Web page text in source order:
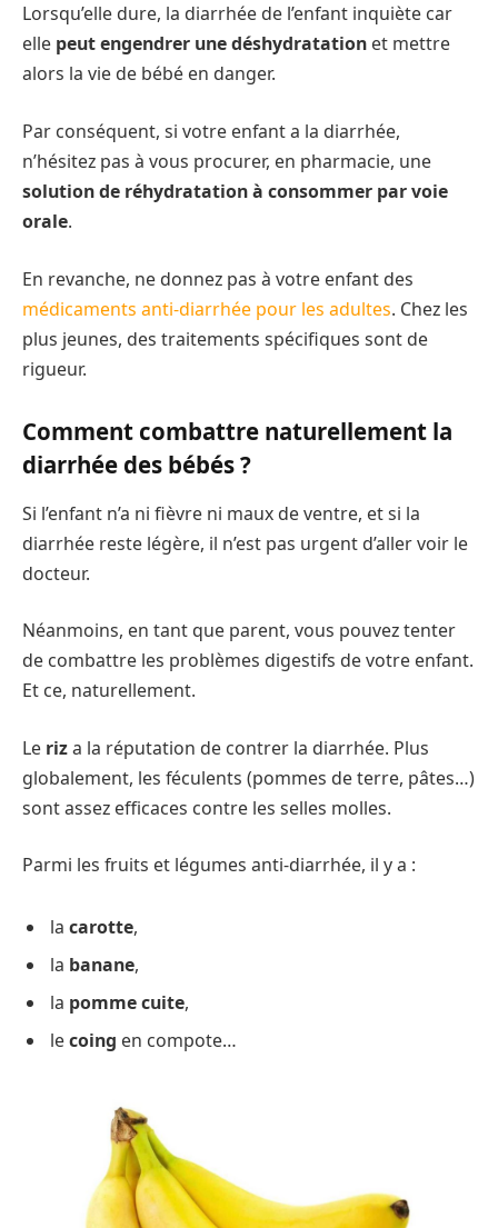
Lorsqu’elle dure, la diarrhée de l’enfant inquiète car
elle peut engendrer une déshydratation et mettre
alors la vie de bébé en danger.
Par conséquent, si votre enfant a la diarrhée,
n’hésitez pas à vous procurer, en pharmacie, une
solution de réhydratation à consommer par voie
orale.
En revanche, ne donnez pas à votre enfant des
médicaments anti-diarrhée pour les adultes. Chez les
plus jeunes, des traitements spécifiques sont de
rigueur.
Comment combattre naturellement la
diarrhée des bébés ?
Si l’enfant n’a ni fièvre ni maux de ventre, et si la
diarrhée reste légère, il n’est pas urgent d’aller voir le
docteur.
Néanmoins, en tant que parent, vous pouvez tenter
de combattre les problèmes digestifs de votre enfant.
Et ce, naturellement.
Le riza la réputation de contrer la diarrhée. Plus
globalement, les féculents (pommes de terre, pâtes…)
sont assez efficaces contre les selles molles.
Parmi les fruits et légumes anti-diarrhée, il y a :
la carotte,
la banane,
la pomme cuite,
lecoing en compote…